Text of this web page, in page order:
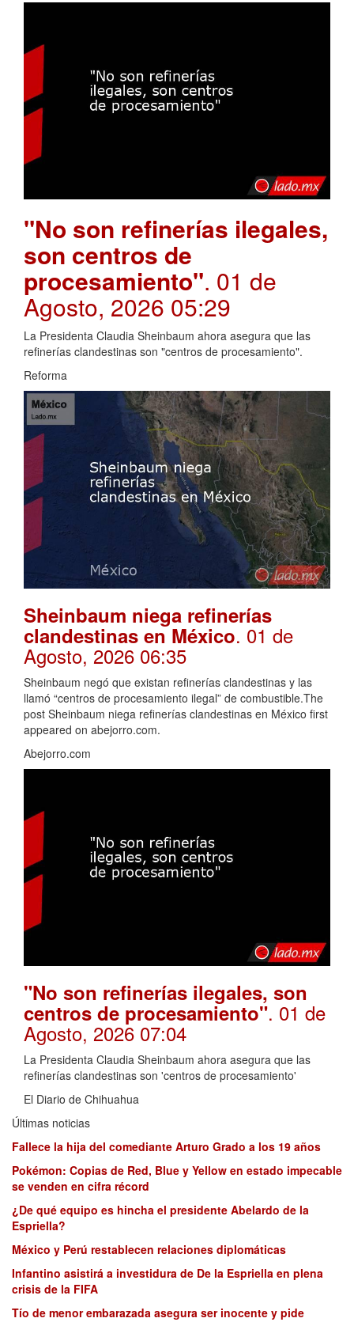
"No son refinerías ilegales,
son centros de
procesamiento". 01 de
Agosto, 2026 05:29
La Presidenta Claudia Sheinbaum ahora asegura que las
refinerías clandestinas son "centros de procesamiento".
Reforma
Sheinbaum niega refinerías
clandestinas en México. 01 de
Agosto, 2026 06:35
Sheinbaum negó que existan refinerías clandestinas y las
llamó “centros de procesamiento ilegal” de combustible.The
post Sheinbaum niega refinerías clandestinas en México first
appeared on abejorro.com.
Abejorro.com
"No son refinerías ilegales, son
centros de procesamiento". 01 de
Agosto, 2026 07:04
La Presidenta Claudia Sheinbaum ahora asegura que las
refinerías clandestinas son 'centros de procesamiento'
El Diario de Chihuahua
Últimas noticias
Fallece la hija del comediante Arturo Grado a los 19 años
Pokémon: Copias de Red, Blue y Yellow en estado impecable
se venden en cifra récord
¿De qué equipo es hincha el presidente Abelardo de la
Espriella?
México y Perú restablecen relaciones diplomáticas
Infantino asistirá a investidura de De la Espriella en plena
crisis de la FIFA
Tío de menor embarazada asegura ser inocente y pide